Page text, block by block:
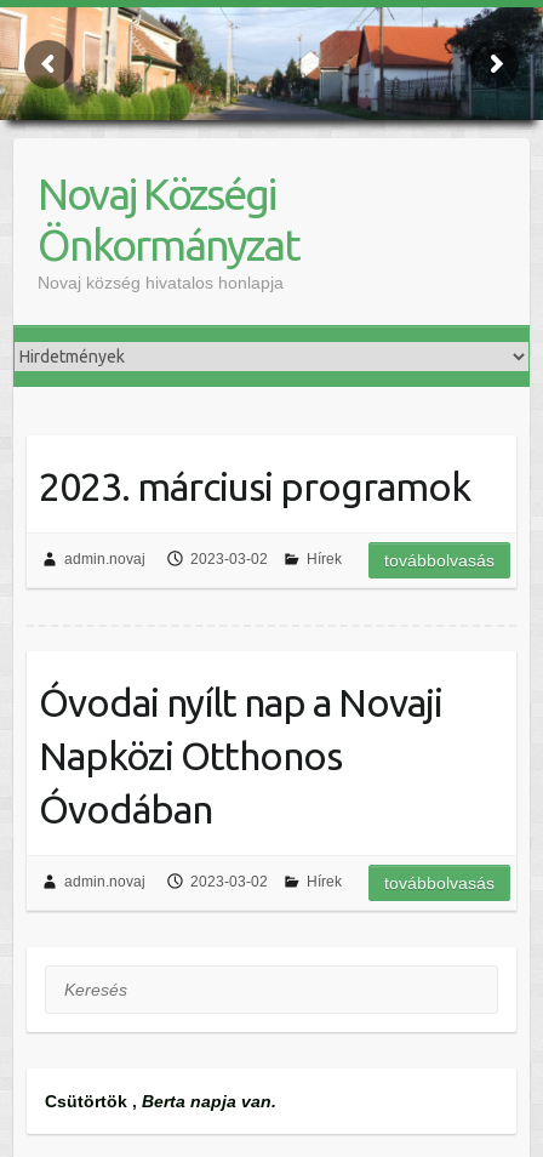
Novaj Községi
Önkormányzat
Novaj község hivatalos honlapja
2023. márciusi programok
admin.novaj 2023-03-02 Hírek továbbolvasás
Óvodai nyílt nap a Novaji
Napközi Otthonos
Óvodában
admin.novaj 2023-03-02 Hírek továbbolvasás
Keresés
Csütörtök , Berta napja van.